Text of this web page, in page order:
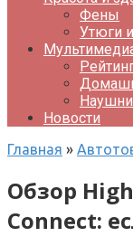
Фены
Утюги
Новости
Главная »
Обзор
Connect: